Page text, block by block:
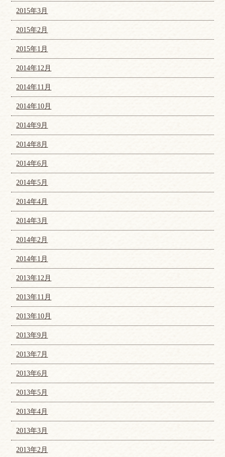
2015年3月
2015年2月
2015年1月
2014年12月
2014年11月
2014年10月
2014年9月
2014年8月
2014年6月
2014年5月
2014年4月
2014年3月
2014年2月
2014年1月
2013年12月
2013年11月
2013年10月
2013年9月
2013年7月
2013年6月
2013年5月
2013年4月
2013年3月
2013年2月